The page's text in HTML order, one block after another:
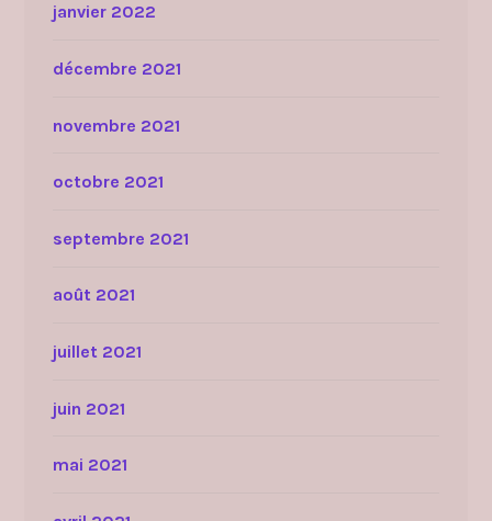
janvier 2022
décembre 2021
novembre 2021
octobre 2021
septembre 2021
août 2021
juillet 2021
juin 2021
mai 2021